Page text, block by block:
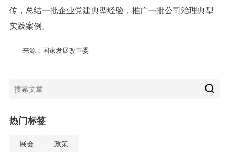
传，总结一批企业党建典型经验，推广一批公司治理典型
实践案例。
来源：国家发展改革委
热门标签
展会 政策